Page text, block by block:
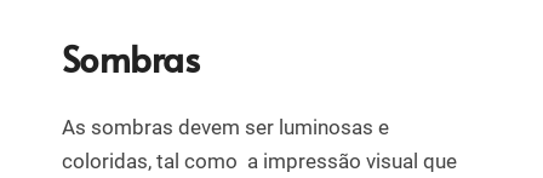
Sombras
As sombras devem ser luminosas e
coloridas, tal como a impressão visual que